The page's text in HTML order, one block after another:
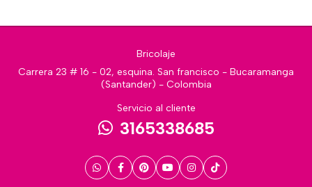
Bricolaje
Carrera 23 # 16 - 02, esquina. San francisco - Bucaramanga
(Santander) - Colombia
Servicio al cliente
3165338685